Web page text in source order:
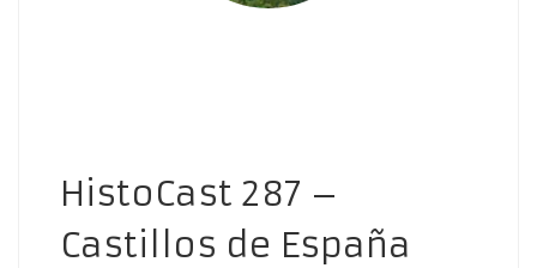
HistoCast 287 –
Castillos de España